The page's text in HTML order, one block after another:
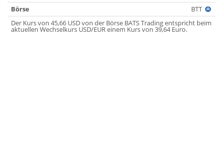
Börse
BTT
Der Kurs von 45,66 USD von der Börse BATS Trading entspricht beim
aktuellen Wechselkurs USD/EUR einem Kurs von 39,64 Euro.